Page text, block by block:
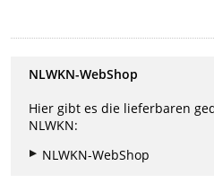
NLWKN-WebShop
Hier gibt es die lieferbaren
NLWKN:
NLWKN-WebShop